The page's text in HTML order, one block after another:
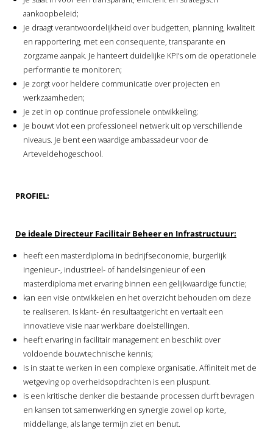
aankoopbeleid;
Je draagt verantwoordelijkheid over budgetten, planning, kwaliteit
en rapportering, met een consequente, transparante en
zorgzame aanpak. Je hanteert duidelijke KPI’s om de operationele
performantie te monitoren;
Je zorgt voor heldere communicatie over projecten en
werkzaamheden;
Je zet in op continue professionele ontwikkeling;
Je bouwt vlot een professioneel netwerk uit op verschillende
niveaus. Je bent een waardige ambassadeur voor de
Arteveldehogeschool.
PROFIEL:
De ideale Directeur Facilitair Beheer en Infrastructuur:
heeft een masterdiploma in bedrijfseconomie, burgerlijk
ingenieur-, industrieel- of handelsingenieur of een
masterdiploma met ervaring binnen een gelijkwaardige functie;
kan een visie ontwikkelen en het overzicht behouden om deze
te realiseren. Is klant- én resultaatgericht en vertaalt een
innovatieve visie naar werkbare doelstellingen.
heeft ervaring in facilitair management en beschikt over
voldoende bouwtechnische kennis;
is in staat te werken in een complexe organisatie. Affiniteit met de
wetgeving op overheidsopdrachten is een pluspunt.
is een kritische denker die bestaande processen durft bevragen
en kansen tot samenwerking en synergie zowel op korte,
middellange, als lange termijn ziet en benut.